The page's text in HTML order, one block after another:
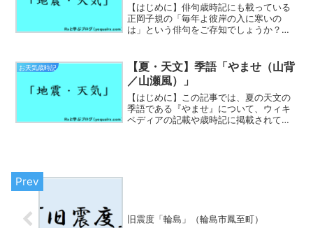
【はじめに】俳句歳時記にも載っている
正岡子規の「毎年よ彼岸の入に寒いの
は」という俳句をご存知でしょうか？エ
りは寒いことが多いのか」を検証してい
きたいと思います。「彼岸」...
お天気歳時記
【夏・天文】季語「やませ（山背
／山瀬風）」
【はじめに】この記事では、夏の天文の
季語である『やませ』について、ウィキ
ペディアの記載や歳時記に掲載されてい
旧震度「輪島」（輪島市鳳至町）